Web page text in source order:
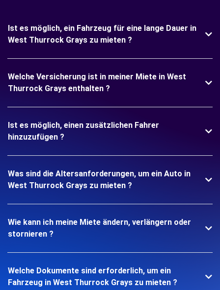
Ist es möglich, ein Fahrzeug für eine lange Dauer in
West Thurrock Grays zu mieten ?
Welche Versicherung ist in meiner Miete in West
Thurrock Grays enthalten ?
Ist es möglich, einen zusätzlichen Fahrer
hinzuzufügen ?
Was sind die Altersanforderungen, um ein Auto in
West Thurrock Grays zu mieten ?
Wie kann ich meine Miete ändern, verlängern oder
stornieren ?
Welche Dokumente sind erforderlich, um ein
Fahrzeug in West Thurrock Grays zu mieten ?